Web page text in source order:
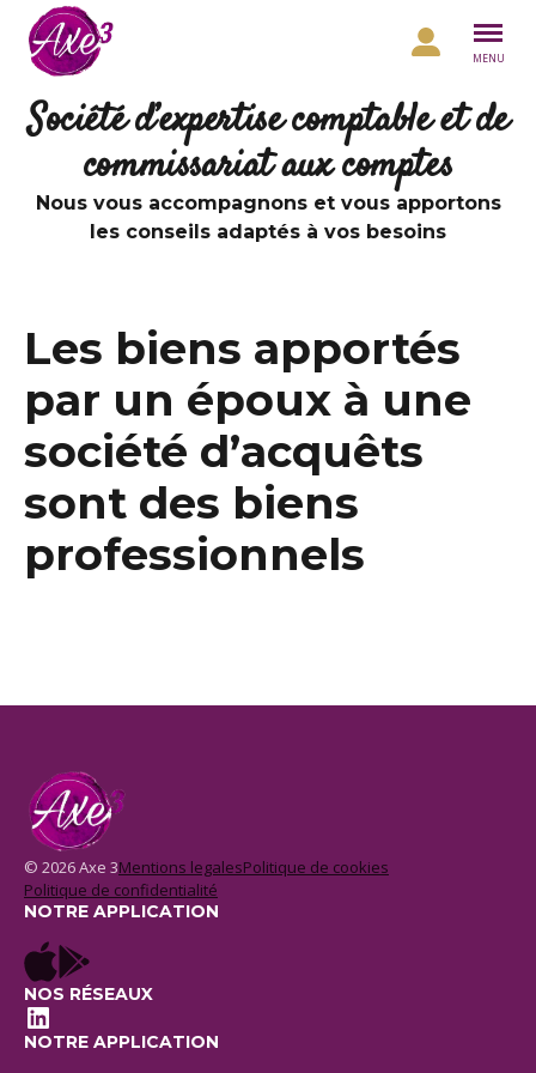
Aller au contenu
MENU
Société d’expertise comptable et de
commissariat aux comptes
Nous vous accompagnons et vous apportons
les conseils adaptés à vos besoins
Les biens apportés
par un époux à une
société d’acquêts
sont des biens
professionnels
© 2026 Axe 3Mentions legalesPolitique de cookies
Politique de confidentialité
NOTRE APPLICATION
NOS RÉSEAUX
LinkedIn
NOTRE APPLICATION